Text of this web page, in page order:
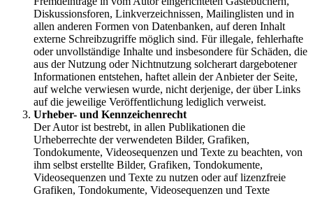
Diskussionsforen, Linkverzeichnissen, Mailinglisten und in
allen anderen Formen von Datenbanken, auf deren Inhalt
externe Schreibzugriffe möglich sind. Für illegale, fehlerhafte
oder unvollständige Inhalte und insbesondere für Schäden, die
aus der Nutzung oder Nichtnutzung solcherart dargebotener
Informationen entstehen, haftet allein der Anbieter der Seite,
auf welche verwiesen wurde, nicht derjenige, der über Links
auf die jeweilige Veröffentlichung lediglich verweist.
Urheber- und Kennzeichenrecht
Der Autor ist bestrebt, in allen Publikationen die
Urheberrechte der verwendeten Bilder, Grafiken,
Tondokumente, Videosequenzen und Texte zu beachten, von
ihm selbst erstellte Bilder, Grafiken, Tondokumente,
Videosequenzen und Texte zu nutzen oder auf lizenzfreie
Grafiken, Tondokumente, Videosequenzen und Texte